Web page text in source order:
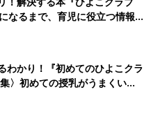
るまで、育児に役立つ情報が
わかり！『初めてのひよこクラ
〉初めての授乳がうまくい
の基本と夏のトラブル 解決テ